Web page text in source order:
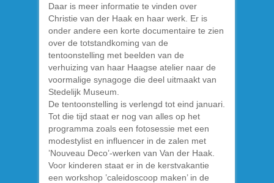
Daar is meer informatie te vinden over
Christie van der Haak en haar werk. Er is
onder andere een korte documentaire te zien
over de totstandkoming van de
tentoonstelling met beelden van de
verhuizing van haar Haagse atelier naar de
voormalige synagoge die deel uitmaakt van
Stedelijk Museum.
De tentoonstelling is verlengd tot eind januari.
Tot die tijd staat er nog van alles op het
programma zoals een fotosessie met een
modestylist en influencer in de zalen met
’Nouveau Deco’-werken van Van der Haak.
Voor kinderen staat er in de kerstvakantie
een workshop ’caleidoscoop maken’ in de